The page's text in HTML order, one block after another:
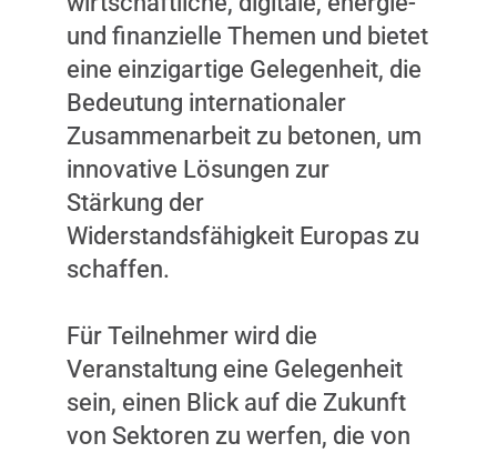
und finanzielle Themen und bietet
eine einzigartige Gelegenheit, die
Bedeutung internationaler
Zusammenarbeit zu betonen, um
innovative Lösungen zur
Stärkung der
Widerstandsfähigkeit Europas zu
schaffen.
Für Teilnehmer wird die
Veranstaltung eine Gelegenheit
sein, einen Blick auf die Zukunft
von Sektoren zu werfen, die von